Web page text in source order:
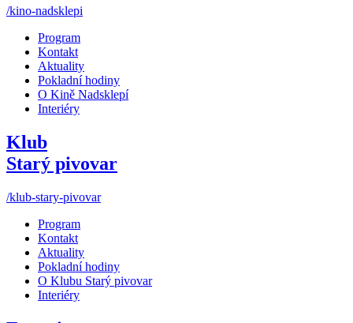
/kino-nadsklepi
Program
Kontakt
Aktuality
Pokladní hodiny
O Kině Nadsklepí
Interiéry
Klub
Starý pivovar
/klub-stary-pivovar
Program
Kontakt
Aktuality
Pokladní hodiny
O Klubu Starý pivovar
Interiéry